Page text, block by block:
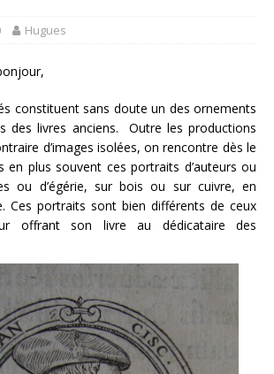
Hugues
constituent sans doute un des ornements
des livres anciens. Outre les productions
d’images isolées, on rencontre dès le
en plus souvent ces portraits d’auteurs ou
ou d’égérie, sur bois ou sur cuivre, en
Ces portraits sont bien différents de ceux
offrant son livre au dédicataire des